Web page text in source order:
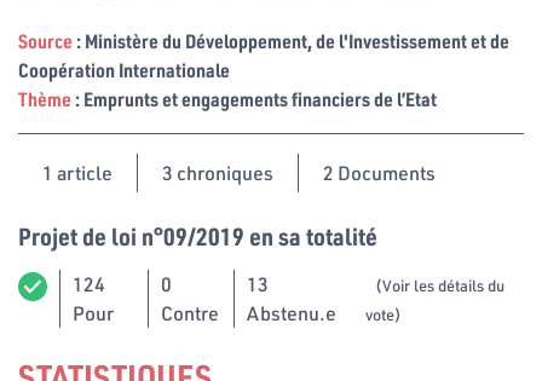
Source: Ministère du Développement, de l'Investissement et de
Coopération Internationale
Thème: Emprunts et engagements financiers de l’Etat
1 article 3 chroniques 2 Documents
Projet de loi n°09/2019 en sa totalité
124
Pour
0
Contre
13
Abstenu.e
(Voir les détails du
vote)